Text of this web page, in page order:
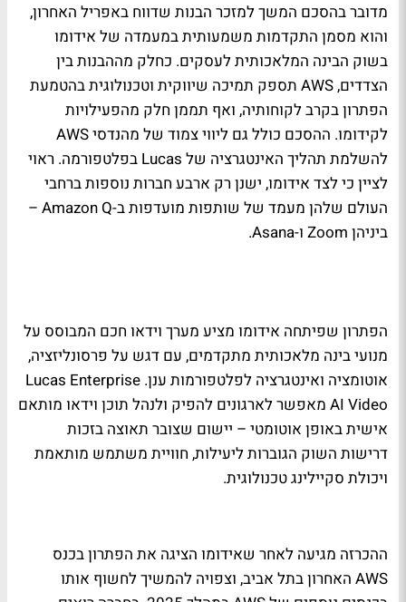
מדובר בהסכם המשך למזכר הבנות שדווח באפריל האחרון,
והוא מסמן התקדמות משמעותית במעמדה של אידומו
בשוק הבינה המלאכותית לעסקים. כחלק מההבנות בין
הצדדים, AWS תספק תמיכה שיווקית וטכנולוגית בהטמעת
הפתרון בקרב לקוחותיה, ואף תממן חלק מהפעילויות
לקידומו. ההסכם כולל גם ליווי צמוד של מהנדסי AWS
להשלמת תהליך האינטגרציה של Lucas בפלטפורמה. ראוי
לציין כי לצד אידומו, ישנן רק ארבע חברות נוספות ברחבי
העולם שלהן מעמד של שותפות מועדפות ב-Amazon Q –
ביניהן Zoom ו-Asana.
הפתרון שפיתחה אידומו מציע מערך וידאו חכם המבוסס על
מנועי בינה מלאכותית מתקדמים, עם דגש על פרסונליזציה,
אוטומציה ואינטגרציה לפלטפורמות ענן. Lucas Enterprise
AI Video מאפשר לארגונים להפיק ולנהל תוכן וידאו מותאם
אישית באופן אוטומטי – יישום שצובר תאוצה בזכות
דרישות השוק הגוברות ליעילות, חוויית משתמש מותאמת
ויכולת סקיילינג טכנולוגית.
ההכרזה מגיעה לאחר שאידומו הציגה את הפתרון בכנס
AWS האחרון בתל אביב, וצפויה להמשיך לחשוף אותו